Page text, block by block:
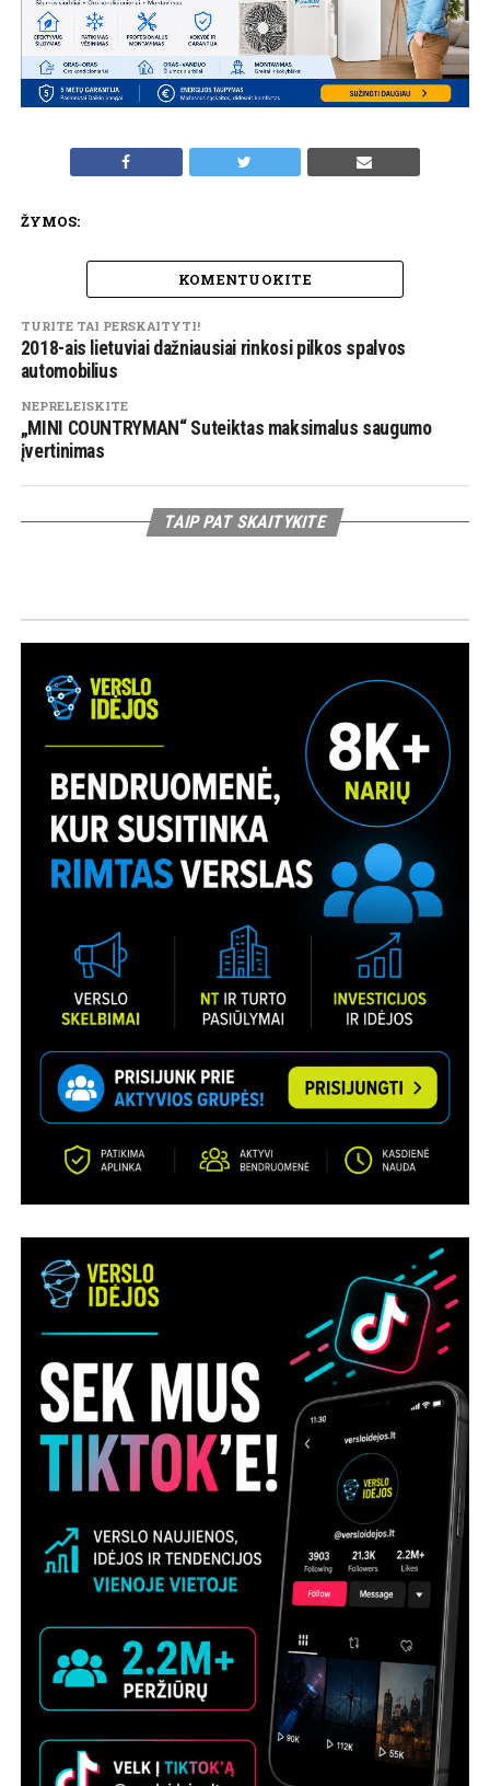
ŽYMOS:
KOMENTUOKITE
TURITE TAI PERSKAITYTI!
2018-ais lietuviai dažniausiai rinkosi pilkos spalvos
automobilius
NEPRELEISKITE
„MINI COUNTRYMAN“ Suteiktas maksimalus saugumo
įvertinimas
TAIP PAT SKAITYKITE